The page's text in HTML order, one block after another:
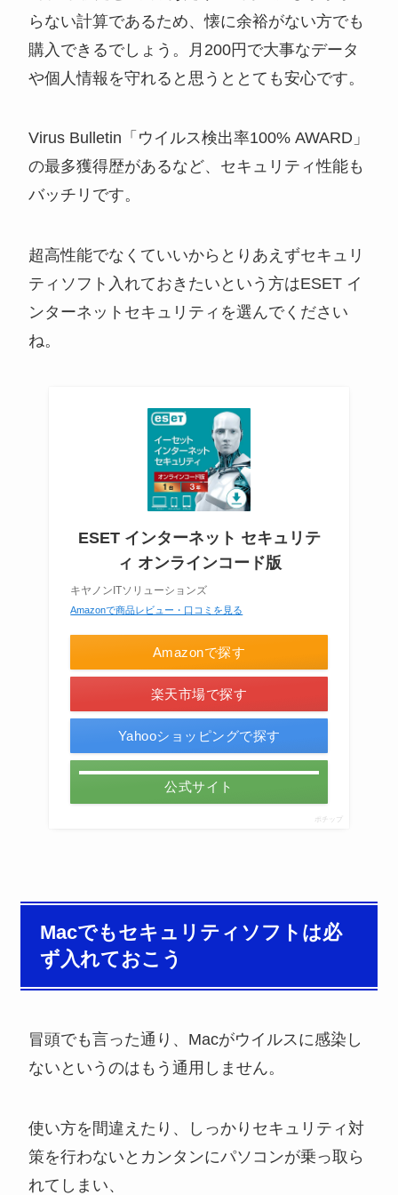
らない計算であるため、懐に余裕がない方でも
購入できるでしょう。月200円で大事なデータ
や個人情報を守れると思うととても安心です。
Virus Bulletin「ウイルス検出率100% AWARD」
の最多獲得歴があるなど、セキュリティ性能も
バッチリです。
超高性能でなくていいからとりあえずセキュリ
ティソフト入れておきたいという方はESET イ
ンターネットセキュリティを選んでください
ね。
ESET インターネット セキュリテ
ィ オンラインコード版
キヤノンITソリューションズ
Amazonで商品レビュー・口コミを見る
Amazonで探す
楽天市場で探す
Yahooショッピングで探す
公式サイト
ポチップ
Macでもセキュリティソフトは必
ず入れておこう
冒頭でも言った通り、Macがウイルスに感染し
ないというのはもう通用しません。
使い方を間違えたり、しっかりセキュリティ対
策を行わないとカンタンにパソコンが乗っ取ら
れてしまい、